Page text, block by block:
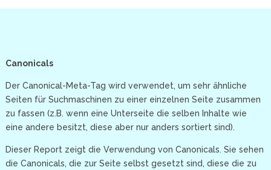
Canonicals
Der Canonical-Meta-Tag wird verwendet, um sehr ähnliche
Seiten für Suchmaschinen zu einer einzelnen Seite zusammen
zu fassen (z.B. wenn eine Unterseite die selben Inhalte wie
eine andere besitzt, diese aber nur anders sortiert sind).
Dieser Report zeigt die Verwendung von Canonicals. Sie sehen
die Canonicals, die zur Seite selbst gesetzt sind, diese die zu